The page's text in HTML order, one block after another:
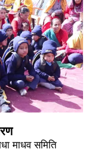
माधव समिति